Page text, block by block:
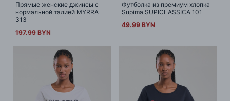
Прямые женские джинсы с
нормальной талией MYRRA
313
197.99 BYN
Футболка из премиум хлопка
Supima SUPICLASSICA 101
49.99 BYN